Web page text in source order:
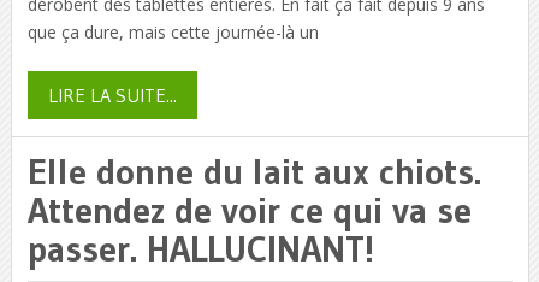
que ça dure, mais cette journée-là un
LIRE LA SUITE...
Elle donne du lait aux chiots.
Attendez de voir ce qui va se
passer. HALLUCINANT!